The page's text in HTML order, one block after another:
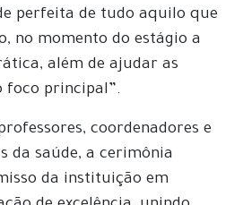
perfeita de tudo aquilo que
no momento do estágio a
além de ajudar as
foco principal”.
coordenadores e
da saúde, a cerimônia
da instituição em